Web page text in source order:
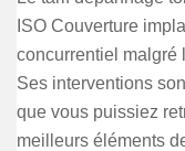
ISO Couverture
concurrentiel malgré
Ses interventions
que vous puissiez
meilleurs éléments